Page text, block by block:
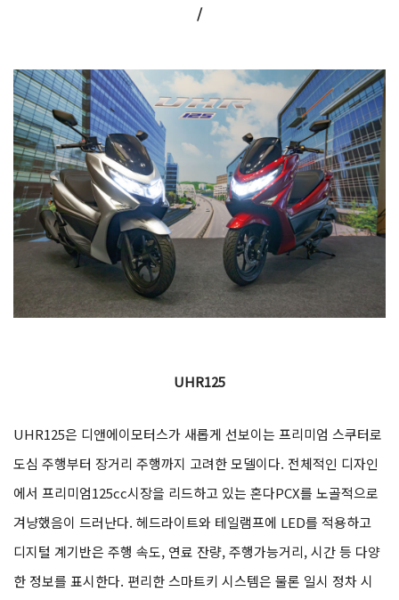
/
UHR125
UHR125은 디앤에이모터스가 새롭게 선보이는 프리미엄 스쿠터로
도심 주행부터 장거리 주행까지 고려한 모델이다. 전체적인 디자인
에서 프리미엄125cc시장을 리드하고 있는 혼다PCX를 노골적으로
겨냥했음이 드러난다. 헤드라이트와 테일램프에 LED를 적용하고
디지털 계기반은 주행 속도, 연료 잔량, 주행가능거리, 시간 등 다양
한 정보를 표시한다. 편리한 스마트키 시스템은 물론 일시 정차 시